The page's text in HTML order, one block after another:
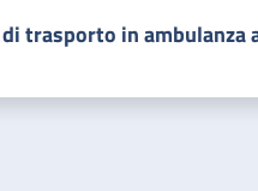
trasporto in ambulanza